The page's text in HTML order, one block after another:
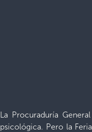
La Procuraduría
psicológica. Pero la